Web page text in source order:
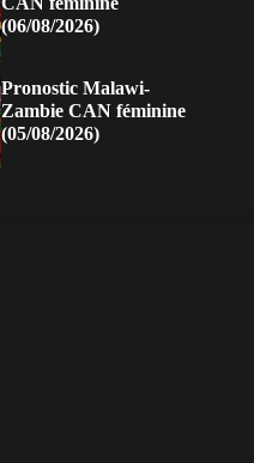
(06/08/2026)
Pronostic Malawi-
Zambie CAN féminine
(05/08/2026)